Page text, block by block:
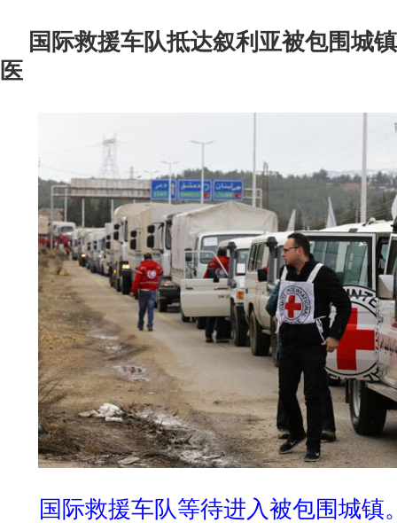
国际救援车队抵达叙利亚被包围城
医
国际救援车队等待进入被包围城镇